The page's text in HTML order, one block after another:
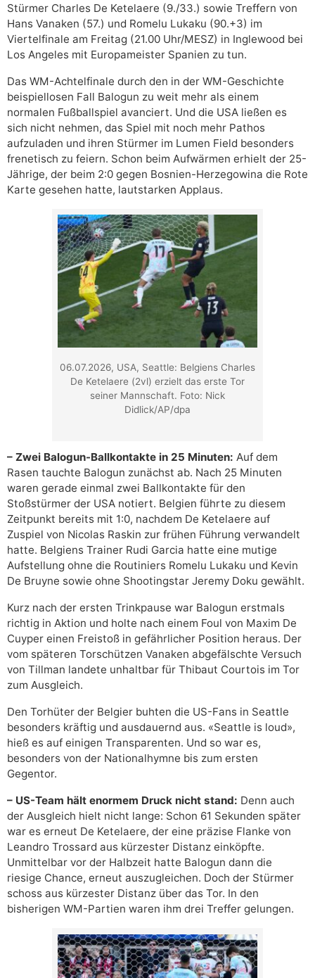
Stürmer Charles De Ketelaere (9./33.) sowie Treffern von
Hans Vanaken (57.) und Romelu Lukaku (90.+3) im
Viertelfinale am Freitag (21.00 Uhr/MESZ) in Inglewood bei
Los Angeles mit Europameister Spanien zu tun.
Das WM-Achtelfinale durch den in der WM-Geschichte
beispiellosen Fall Balogun zu weit mehr als einem
normalen Fußballspiel avanciert. Und die USA ließen es
sich nicht nehmen, das Spiel mit noch mehr Pathos
aufzuladen und ihren Stürmer im Lumen Field besonders
frenetisch zu feiern. Schon beim Aufwärmen erhielt der 25-
Jährige, der beim 2:0 gegen Bosnien-Herzegowina die Rote
Karte gesehen hatte, lautstarken Applaus.
06.07.2026, USA, Seattle: Belgiens Charles
De Ketelaere (2vl) erzielt das erste Tor
seiner Mannschaft. Foto: Nick
Didlick/AP/dpa
– Zwei Balogun-Ballkontakte in 25 Minuten: Auf dem
Rasen tauchte Balogun zunächst ab. Nach 25 Minuten
waren gerade einmal zwei Ballkontakte für den
Stoßstürmer der USA notiert. Belgien führte zu diesem
Zeitpunkt bereits mit 1:0, nachdem De Ketelaere auf
Zuspiel von Nicolas Raskin zur frühen Führung verwandelt
hatte. Belgiens Trainer Rudi Garcia hatte eine mutige
Aufstellung ohne die Routiniers Romelu Lukaku und Kevin
De Bruyne sowie ohne Shootingstar Jeremy Doku gewählt.
Kurz nach der ersten Trinkpause war Balogun erstmals
richtig in Aktion und holte nach einem Foul von Maxim De
Cuyper einen Freistoß in gefährlicher Position heraus. Der
vom späteren Torschützen Vanaken abgefälschte Versuch
von Tillman landete unhaltbar für Thibaut Courtois im Tor
zum Ausgleich.
Den Torhüter der Belgier buhten die US-Fans in Seattle
besonders kräftig und ausdauernd aus. «Seattle is loud»,
hieß es auf einigen Transparenten. Und so war es,
besonders von der Nationalhymne bis zum ersten
Gegentor.
– US-Team hält enormem Druck nicht stand: Denn auch
der Ausgleich hielt nicht lange: Schon 61 Sekunden später
war es erneut De Ketelaere, der eine präzise Flanke von
Leandro Trossard aus kürzester Distanz einköpfte.
Unmittelbar vor der Halbzeit hatte Balogun dann die
riesige Chance, erneut auszugleichen. Doch der Stürmer
schoss aus kürzester Distanz über das Tor. In den
bisherigen WM-Partien waren ihm drei Treffer gelungen.